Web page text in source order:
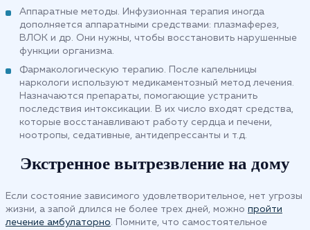
Аппаратные методы. Инфузионная терапия иногда
дополняется аппаратными средствами: плазмаферез,
ВЛОК и др. Они нужны, чтобы восстановить нарушенные
функции организма.
Фармакологическую терапию. После капельницы
наркологи используют медикаментозный метод лечения.
Назначаются препараты, помогающие устранить
последствия интоксикации. В их число входят средства,
которые восстанавливают работу сердца и печени,
ноотропы, седативные, антидепрессанты и т.д.
Экстренное вытрезвление на дому
Если состояние зависимого удовлетворительное, нет угрозы
жизни, а запой длился не более трех дней, можно пройти
лечение амбулаторно. Помните, что самостоятельное